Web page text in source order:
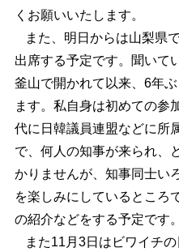
くお願いいたします。
また、明日からは山梨県
出席する予定です。聞いて
釜山で開かれて以来、6年
ます。私自身は初めての参
代に日韓議員連盟などに所
で、何人の知事が来られ、
かりませんが、知事同士い
を楽しみにしているところ
の紹介などをする予定です。
また11月3日はビワイチ